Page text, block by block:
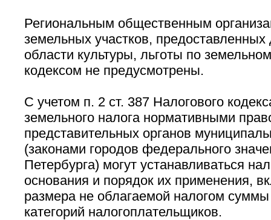
Региональным общественным
земельных участков, предоставленных
области культуры, льготы по
кодексом не предусмотрены.
С учетом п. 2 ст. 387 Налогового
земельного налога нормативными
представительных органов
(законами городов федерального
Петербурга) могут устанавливаться
основания и порядок их применения,
размера не облагаемой налогом
категорий налогоплательщиков.